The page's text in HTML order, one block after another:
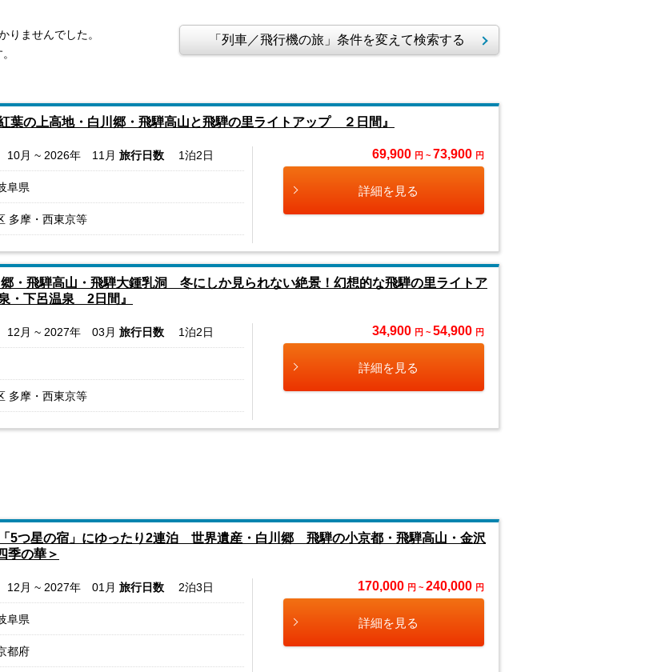
りませんでした。
「列車／飛行機の旅」条件を変えて検索する
葉の上高地・白川郷・飛騨高山と飛騨の里ライトアップ ２日間』
10月 ~ 2026年 11月 旅行日数 1泊2日
阜県
多摩・西東京等
69,900 円 ~ 73,900 円
詳細を見る
郷・飛騨高山・飛騨大鍾乳洞 冬にしか見られない絶景！幻想的な飛騨の里ライトア
・下呂温泉 2日間』
12月 ~ 2027年 03月 旅行日数 1泊2日
多摩・西東京等
34,900 円 ~ 54,900 円
詳細を見る
「5つ星の宿」にゆったり2連泊 世界遺産・白川郷 飛騨の小京都・飛騨高山・金沢
季の華＞
12月 ~ 2027年 01月 旅行日数 2泊3日
阜県
都府
170,000 円 ~ 240,000 円
詳細を見る